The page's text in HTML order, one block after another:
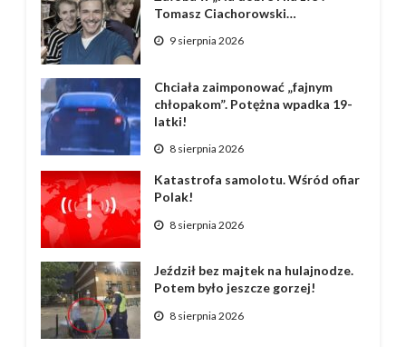
Tomasz Ciachorowski…
9 sierpnia 2026
Chciała zaimponować „fajnym
chłopakom”. Potężna wpadka 19-
latki!
8 sierpnia 2026
Katastrofa samolotu. Wśród ofiar
Polak!
8 sierpnia 2026
Jeździł bez majtek na hulajnodze.
Potem było jeszcze gorzej!
8 sierpnia 2026